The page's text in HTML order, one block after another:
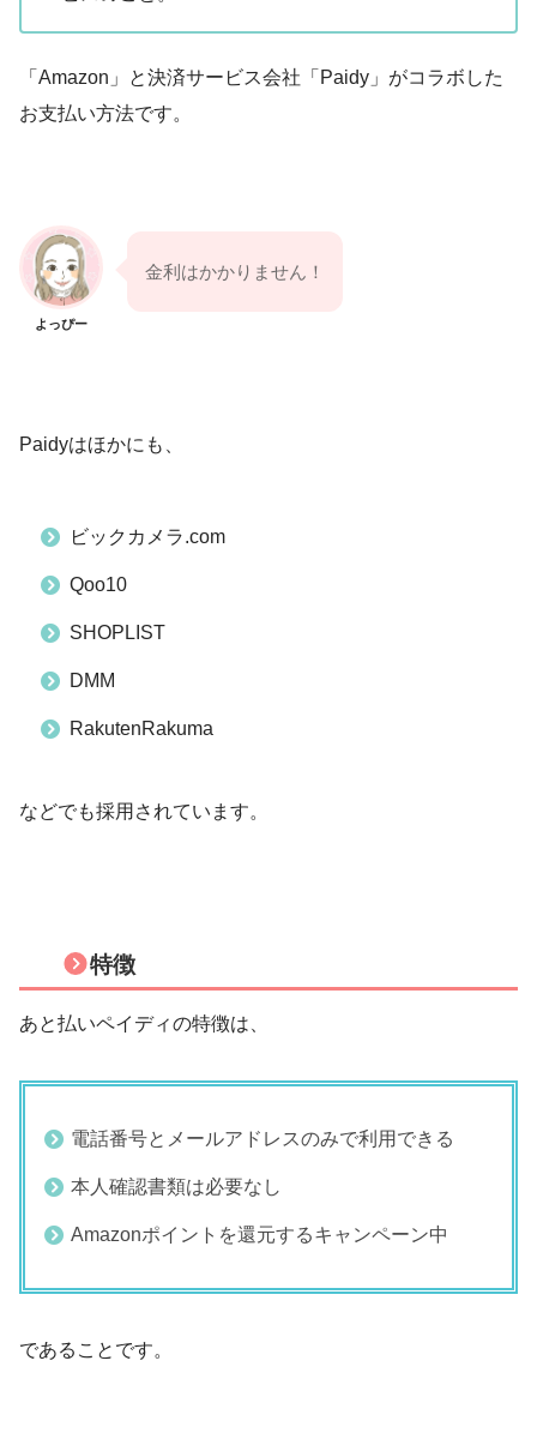
「Amazon」と決済サービス会社「Paidy」がコラボした
お支払い方法です。
よっぴー
金利はかかりません！
Paidyはほかにも、
ビックカメラ.com
Qoo10
SHOPLIST
DMM
RakutenRakuma
などでも採用されています。
特徴
あと払いペイディの特徴は、
電話番号とメールアドレスのみで利用できる
本人確認書類は必要なし
Amazonポイントを還元するキャンペーン中
であることです。